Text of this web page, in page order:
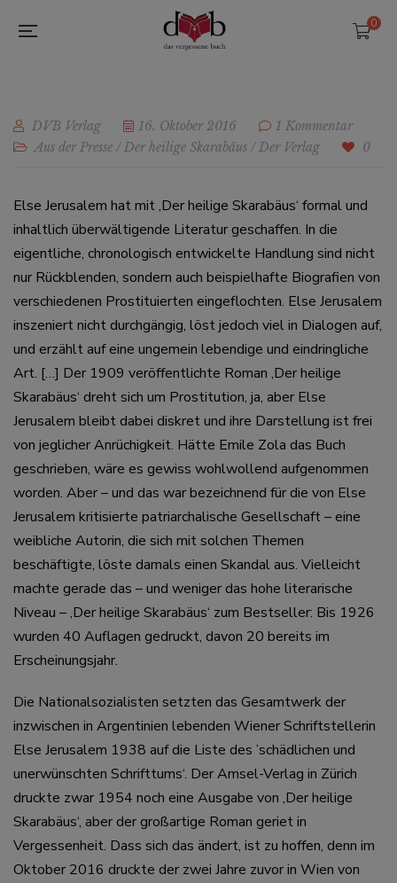
0
DVB Verlag 16. Oktober 2016
1 Kommentar
Aus der Presse /Der heilige Skarabäus /Der Verlag 0
Else Jerusalem hat mit ‚Der heilige Skarabäus‘ formal und
inhaltlich überwältigende Literatur geschaffen. In die
eigentliche, chronologisch entwickelte Handlung sind nicht
nur Rückblenden, sondern auch beispielhafte Biografien von
verschiedenen Prostituierten eingeflochten. Else Jerusalem
inszeniert nicht durchgängig, löst jedoch viel in Dialogen auf,
und erzählt auf eine ungemein lebendige und eindringliche
Art. […] Der 1909 veröffentlichte Roman ‚Der heilige
Skarabäus‘ dreht sich um Prostitution, ja, aber Else
Jerusalem bleibt dabei diskret und ihre Darstellung ist frei
von jeglicher Anrüchigkeit. Hätte Emile Zola das Buch
geschrieben, wäre es gewiss wohlwollend aufgenommen
worden. Aber – und das war bezeichnend für die von Else
Jerusalem kritisierte patriarchalische Gesellschaft – eine
weibliche Autorin, die sich mit solchen Themen
beschäftigte, löste damals einen Skandal aus. Vielleicht
machte gerade das – und weniger das hohe literarische
Niveau – ‚Der heilige Skarabäus‘ zum Bestseller: Bis 1926
wurden 40 Auflagen gedruckt, davon 20 bereits im
Erscheinungsjahr.
Die Nationalsozialisten setzten das Gesamtwerk der
inzwischen in Argentinien lebenden Wiener Schriftstellerin
Else Jerusalem 1938 auf die Liste des ’schädlichen und
unerwünschten Schrifttums‘. Der Amsel-Verlag in Zürich
druckte zwar 1954 noch eine Ausgabe von ‚Der heilige
Skarabäus‘, aber der großartige Roman geriet in
Vergessenheit. Dass sich das ändert, ist zu hoffen, denn im
Oktober 2016 druckte der zwei Jahre zuvor in Wien von